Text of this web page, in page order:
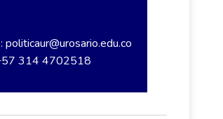
politicaur@urosario.edu.co
314 4702518